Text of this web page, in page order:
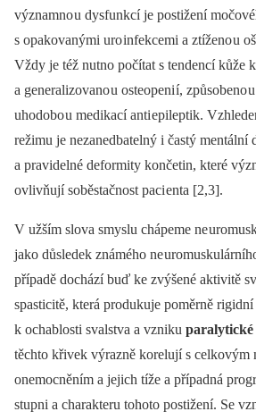
významno u dysfunkcí je postižení
s opakovanými uro infekcemi a ztíženo u
Vždy je též nutno počítat s tendencí kůže
a generalizovano u osteopeni í, způsobeno
uhodobo u medikací anti epileptik.
režimu je nezanedbatelný i častý mentální
a pravidelné deformity končetin, které
ovlivňují soběstačnost paci enta [2,3].
V užším slova smyslu chápeme ne
jako důsledek známého ne
případě dochází buď ke zvýšené aktivitě
spasticitě, která produkuje poměrně
k ochablosti svalstva a vzniku
těchto křivek výrazně korelují s celkovým
onemocněním a jejich tíže a případná
stupni a charakteru tohoto postižení. Se